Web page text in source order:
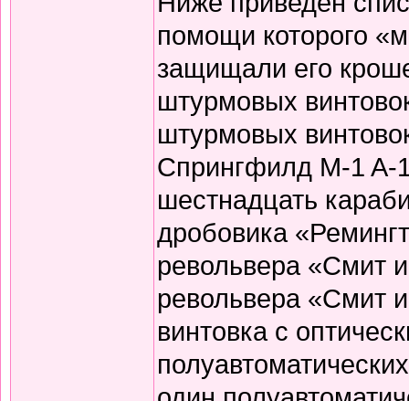
помощи которого
защищали его
штурмовых
штурмовых
Спрингфилд M-1 A-
шестнадцать
дробовика
револьвера «Смит
револьвера «Смит
винтовка с